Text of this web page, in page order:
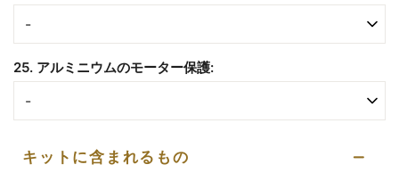
25. アルミニウムのモーター保護:
キットに含まれるもの